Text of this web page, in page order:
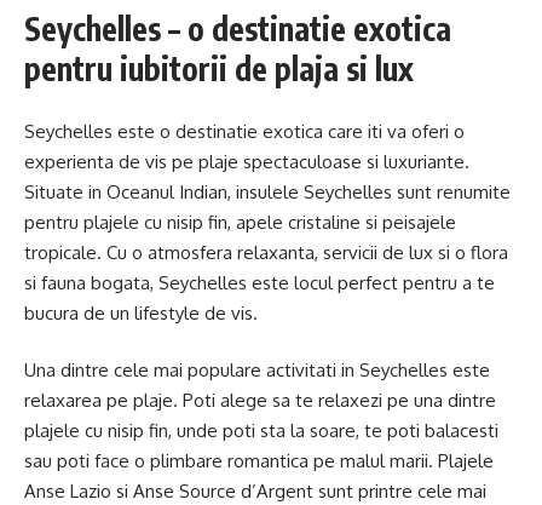
Seychelles – o destinatie exotica
pentru iubitorii de plaja si lux
Seychelles este o destinatie exotica care iti va oferi o
experienta de vis pe plaje spectaculoase si luxuriante.
Situate in Oceanul Indian, insulele Seychelles sunt renumite
pentru plajele cu nisip fin, apele cristaline si peisajele
tropicale. Cu o atmosfera relaxanta, servicii de lux si o flora
si fauna bogata, Seychelles este locul perfect pentru a te
bucura de un lifestyle de vis.
Una dintre cele mai populare activitati in Seychelles este
relaxarea pe plaje. Poti alege sa te relaxezi pe una dintre
plajele cu nisip fin, unde poti sta la soare, te poti balacesti
sau poti face o plimbare romantica pe malul marii. Plajele
Anse Lazio si Anse Source d’Argent sunt printre cele mai